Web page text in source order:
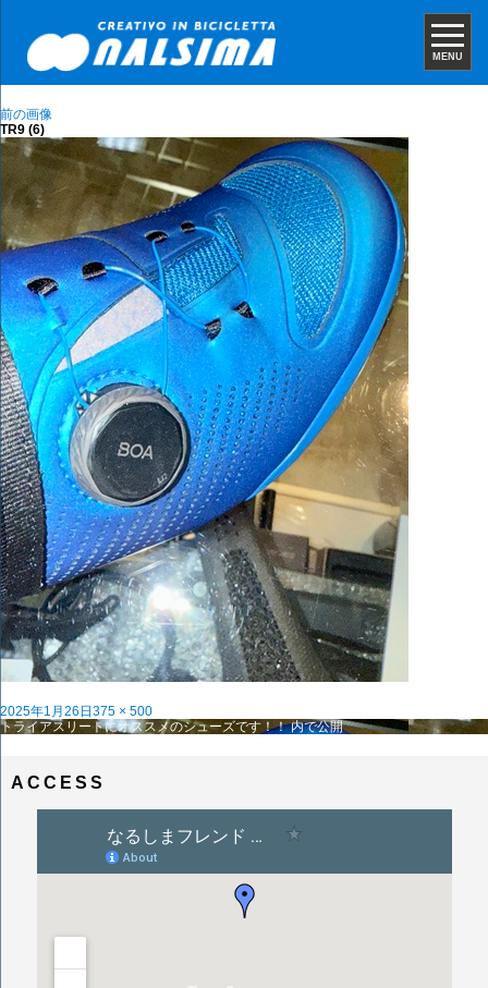
MENU
前の画像
TR9 (6)
投
稿
2025年1月26日 フ
ル
375 × 500
投
ゲ
トライアスリートにオススメのシューズです！！ 内で公開
ACCESS